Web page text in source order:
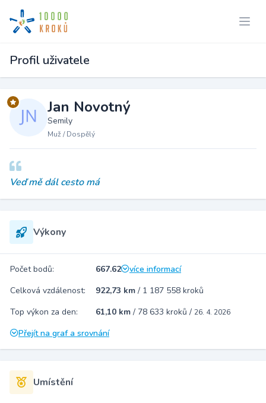
Profil uživatele
Jan Novotný
Semily
Muž / Dospělý
Veď mě dál cesto má
Výkony
Počet bodů: 667.62
více informací
Celková vzdálenost:
922,73 km / 1 187 558 kroků
Top výkon za den:
61,10 km / 78 633 kroků / 26. 4. 2026
Přejít na graf a srovnání
Umístění